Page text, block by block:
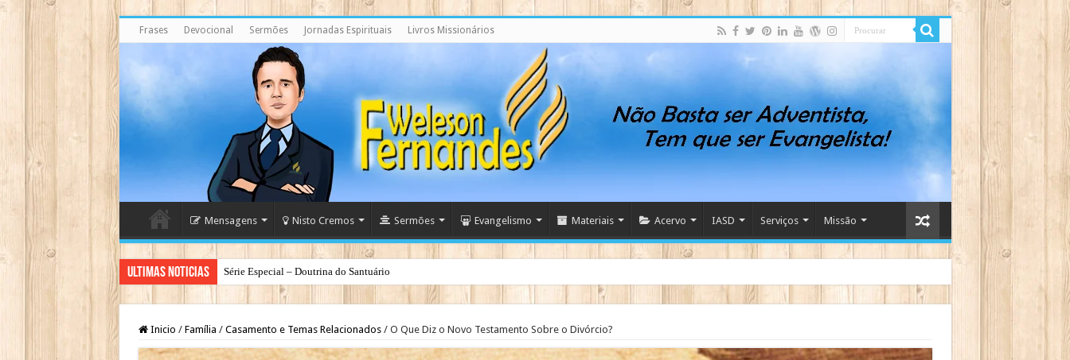
Frases Devocional Sermões Jornadas Espirituais Livros Missionários
Mensagens Nisto Cremos Sermões Evangelismo Materiais Acervo IASD Serviços Missão
Ultimas Noticias Série Especial – Doutrina do Santuário
Inicio / Família / Casamento e Temas Relacionados / O Que Diz o Novo Testamento Sobre o Divórcio?